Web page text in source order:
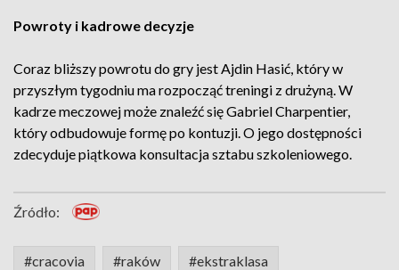
Powroty i kadrowe decyzje
Coraz bliższy powrotu do gry jest Ajdin Hasić, który w
przyszłym tygodniu ma rozpocząć treningi z drużyną. W
kadrze meczowej może znaleźć się Gabriel Charpentier,
który odbudowuje formę po kontuzji. O jego dostępności
zdecyduje piątkowa konsultacja sztabu szkoleniowego.
Źródło:
#cracovia #raków #ekstraklasa